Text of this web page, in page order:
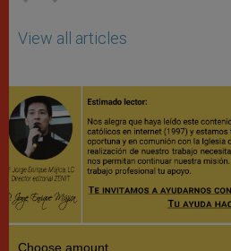
View all articles